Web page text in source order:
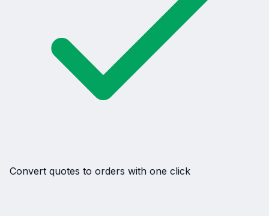
Convert quotes to orders with one click